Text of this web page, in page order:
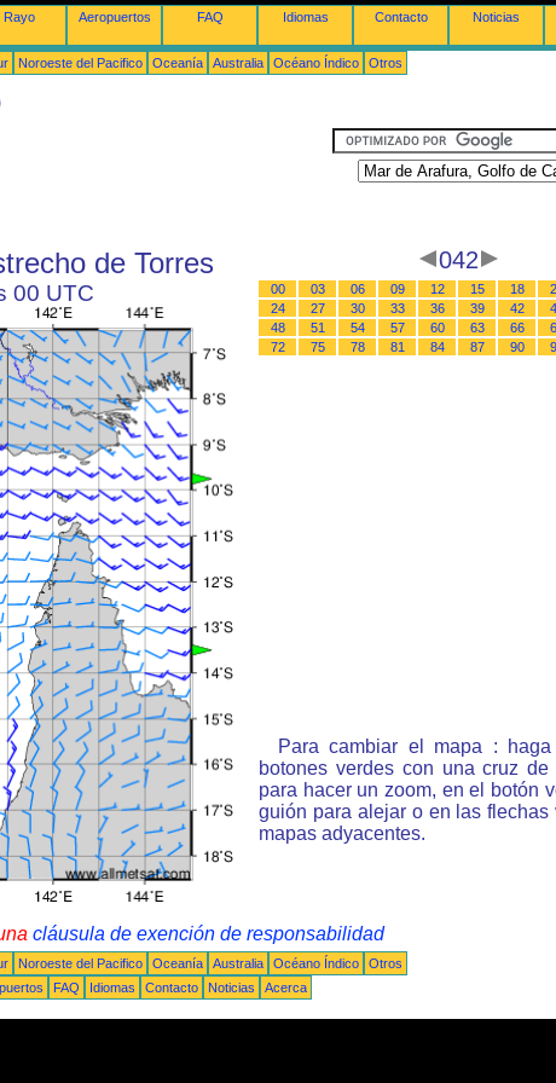
Rayo Aeropuertos FAQ Idiomas Contacto Noticias
Noroeste del Pacifico Oceanía Australia Océano Índico Otros
de Torres
00 UTC
042
00 03 06 09 12 15 18
24
27 30 33 36 39 42
48
51 54 57 60 63 66
72
75 78 81 84 87 90
Para cambiar el mapa :
botones verdes con una cruz de
para hacer un zoom, en el botón
guión para alejar o en las flechas
mapas adyacentes.
cláusula de exención de responsabilidad
Noroeste del Pacifico Oceanía Australia Océano Índico
Otros
FAQ Idiomas Contacto Noticias Acerca